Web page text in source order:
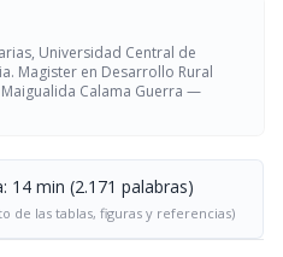
Universidad Central de
Magister en Desarrollo Rural
Calama Guerra —
14 min (2.171 palabras)
de las tablas, figuras y referencias)